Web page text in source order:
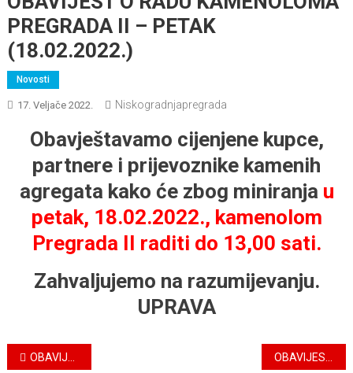
PREGRADA II – PETAK
(18.02.2022.)
Novosti
17. Veljače 2022. Niskogradnjapregrada
Obavještavamo cijenjene kupce,
partnere i prijevoznike kamenih
agregata kako će zbog miniranja u
petak, 18.02.2022., kamenolom
Pregrada II raditi do 13,00 sati.
Zahvaljujemo na razumijevanju.
UPRAVA
Navigacija
OBAVIJEST KORISNICIMA USLUGA NISKOGRADNJE D.O.O. O UKIDANJU RADA BLAGAJNE U UPRAVI DRUŠTVA